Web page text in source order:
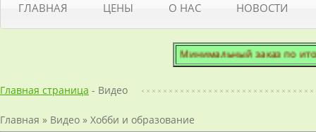
ГЛАВНАЯ ЦЕНЫ О НАС НОВОСТИ
Минимальный заказ по
Главная страница - Видео
Главная » Видео » Хобби и образование